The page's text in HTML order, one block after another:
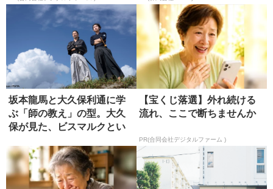
坂本龍馬と大久保利通に学
ぶ「師の教え」の型。大久
保が見た、ビスマルクとい
【宝くじ落選】外れ続ける
流れ、ここで断ちませんか
PR(合同会社デジタルファーム )